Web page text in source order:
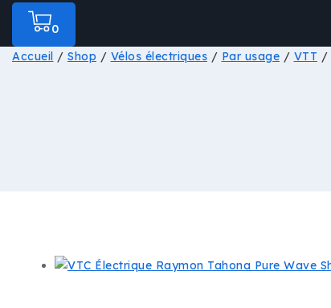
0
Accueil / Shop / Vélos électriques / Par usage / VTT /